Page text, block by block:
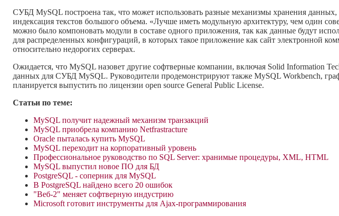
СУБД MySQL построена так, что может использовать разные механизмы хранения
индексация текстов большого объема. «Лучше иметь модульную архитектуру, чем один
можно было компоновать модули в составе одного приложения, так как данные будут
для распределенных конфигураций, в которых такое приложение как сайт электронной
относительно недорогих серверах.
Ожидается, что MySQL назовет другие софтверные компании, включая Solid Information
данных для СУБД MySQL. Руководители продемонстрируют также MySQL Workbench,
планируется выпустить по лицензии open source General Public License.
Статьи по теме:
MySQL получит надежный механизм транзакций
MySQL приобрела компанию Netfrastracture
Oracle пыталась купить MySQL
MySQL переходит на корпоративный уровень
Профессиональное руководство по SQL Server: хранимые процедуры, XML, HTML
MySQL выпустил новое ПО для БД
PostgreSQL - соперник для MySQL
В PostgreSQL найдено всего 20 ошибок
"Веб-2" меняет софтверную индустрию
Microsoft готовит инструменты для Ajax-программирования